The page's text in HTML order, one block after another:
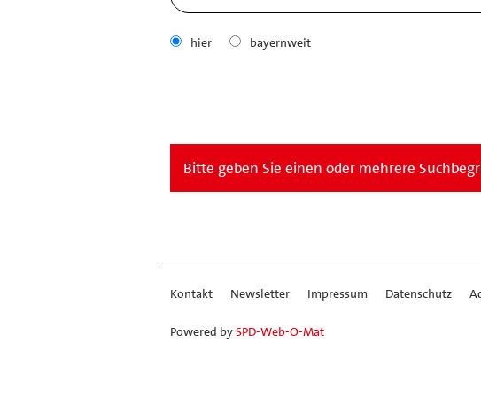
hier bayernweit
Bitte geben Sie einen oder mehrere
Kontakt Newsletter Impressum Datenschutz
Powered bySPD-Web-O-Mat